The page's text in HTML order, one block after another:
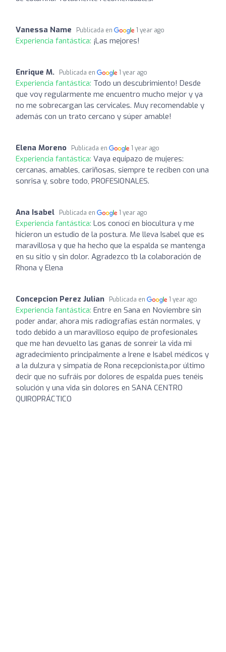
Vanessa Name Publicada en 1 year ago
Experiencia fantástica: ¡Las mejores!
Enrique M. Publicada en 1 year ago
Experiencia fantástica: Todo un descubrimiento! Desde
que voy regularmente me encuentro mucho mejor y ya
no me sobrecargan las cervicales. Muy recomendable y
además con un trato cercano y súper amable!
Elena Moreno Publicada en 1 year ago
Experiencia fantástica: Vaya equipazo de mujeres:
cercanas, amables, cariñosas, siempre te reciben con una
sonrisa y, sobre todo, PROFESIONALES.
Ana Isabel Publicada en 1 year ago
Experiencia fantástica: Los conocí en biocultura y me
hicieron un estudio de la postura. Me lleva Isabel que es
maravillosa y que ha hecho que la espalda se mantenga
en su sitio y sin dolor. Agradezco tb la colaboración de
Rhona y Elena
Concepcion Perez Julian Publicada en 1 year ago
Experiencia fantástica: Entre en Sana en Noviembre sin
poder andar, ahora mis radiografías están normales, y
todo debido a un maravilloso equipo de profesionales
que me han devuelto las ganas de sonreír la vida mi
agradecimiento principalmente a Irene e Isabel médicos y
a la dulzura y simpatía de Rona recepcionista,por último
decir que no sufráis por dolores de espalda pues tenéis
solución y una vida sin dolores en SANA CENTRO
QUIROPRÁCTICO